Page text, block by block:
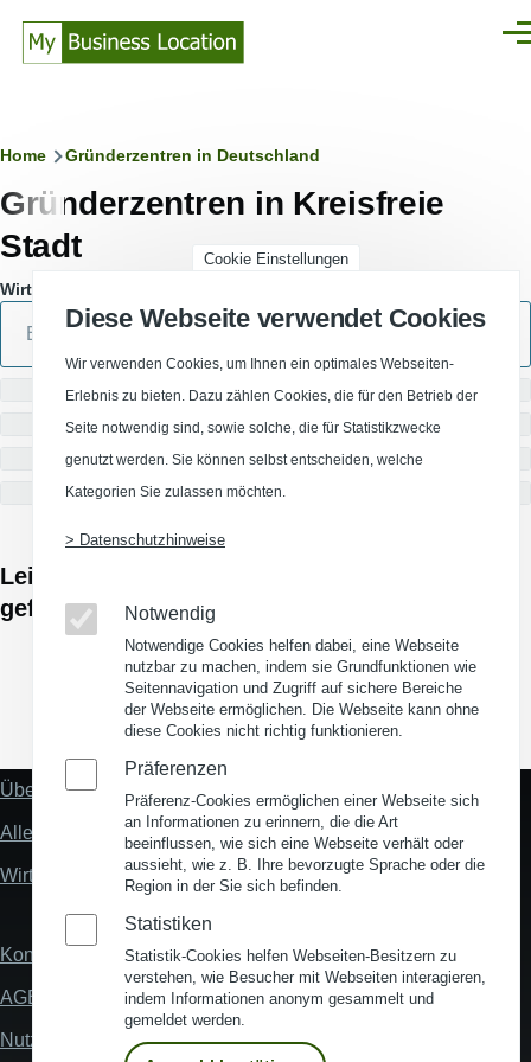
Pfadnavigation
Home Gründerzentren in Deutschland
Gründerzentren in Kreisfreie
Stadt
Wirtschaftsstandort
Umkreissuche
Schwerpunkte
Nutzungsart
Mietpreis
Leider kein passendes Gründerzentrum
gefunden.
(Opens in a new window)
(Opens in a new window)
(Opens in a new window)
(Opens in a new
Fußzeile
Links
Über uns
Alles zum Thema Standortanalyse
Wirtschaftsstandort Deutschland
Fußzeile
Kontakt
AGB
Nutzungsbedingungen
Cookie Einstellungen
Diese Webseite verwendet Cookies
Wir verwenden Cookies, um Ihnen ein optimales Webseiten-
Erlebnis zu bieten. Dazu zählen Cookies, die für den Betrieb der
Seite notwendig sind, sowie solche, die für Statistikzwecke
genutzt werden. Sie können selbst entscheiden, welche
Kategorien Sie zulassen möchten.
> Datenschutzhinweise
Notwendig
Notwendige Cookies helfen dabei, eine Webseite
nutzbar zu machen, indem sie Grundfunktionen wie
Seitennavigation und Zugriff auf sichere Bereiche
der Webseite ermöglichen. Die Webseite kann ohne
diese Cookies nicht richtig funktionieren.
Präferenzen
Präferenz-Cookies ermöglichen einer Webseite sich
an Informationen zu erinnern, die die Art
beeinflussen, wie sich eine Webseite verhält oder
aussieht, wie z. B. Ihre bevorzugte Sprache oder die
Region in der Sie sich befinden.
Statistiken
Statistik-Cookies helfen Webseiten-Besitzern zu
verstehen, wie Besucher mit Webseiten interagieren,
indem Informationen anonym gesammelt und
gemeldet werden.